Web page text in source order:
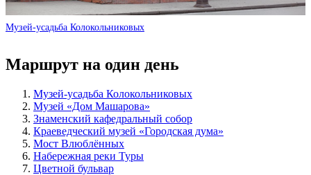
Музей-усадьба Колокольниковых
Маршрут на один день
Музей-усадьба Колокольниковых
Музей «Дом Машарова»
Знаменский кафедральный собор
Краеведческий музей «Городская дума»
Мост Влюблённых
Набережная реки Туры
Цветной бульвар